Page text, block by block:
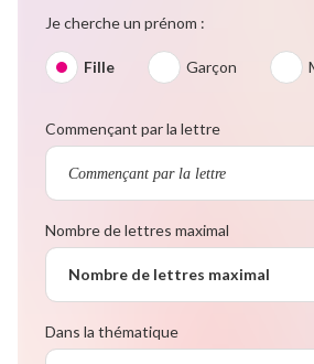
Je cherche un prénom :
Fille Garçon
Commençant par la lettre
Nombre de lettres maximal
Nombre de lettres maximal
Dans la thématique